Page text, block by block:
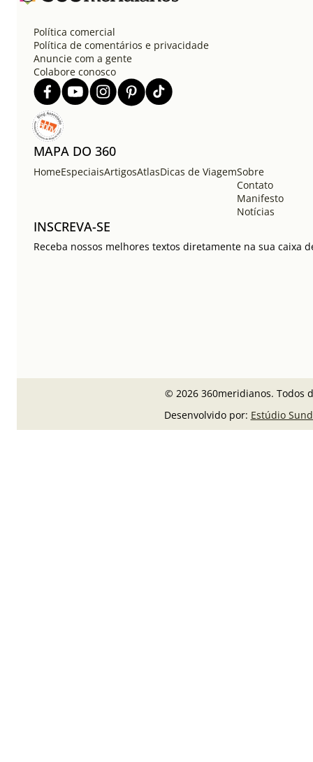
Política comercial
Política de comentários e privacidade
Anuncie com a gente
Colabore conosco
MAPA DO 360
HomeEspeciaisArtigosAtlasDicas de ViagemSobre
Contato
Manifesto
Notícias
INSCREVA-SE
Receba nossos melhores textos diretamente na sua caixa
© 2026 360meridianos. Todos
Desenvolvido por: Estúdio